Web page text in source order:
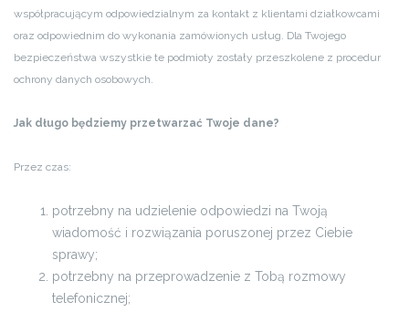
współpracującym odpowiedzialnym za kontakt z klientami działkowcami
oraz odpowiednim do wykonania zamówionych usług. Dla Twojego
bezpieczeństwa wszystkie te podmioty zostały przeszkolene z procedur
ochrony danych osobowych.
Jak długo będziemy przetwarzać Twoje dane?
Przez czas:
potrzebny na udzielenie odpowiedzi na Twoją
wiadomość i rozwiązania poruszonej przez Ciebie
sprawy;
potrzebny na przeprowadzenie z Tobą rozmowy
telefonicznej;